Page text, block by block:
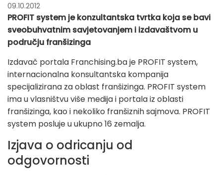
09.10.2012
PROFIT system je konzultantska tvrtka koja se bavi
sveobuhvatnim savjetovanjem i izdavaštvom u
području franšizinga
Izdavač portala Franchising.ba je PROFIT system,
internacionalna konsultantska kompanija
specijalizirana za oblast franšizinga. PROFIT system
ima u vlasništvu više medija i portala iz oblasti
franšizinga, kao i nekoliko franšiznih sajmova. PROFIT
system posluje u ukupno 16 zemalja.
Izjava o odricanju od
odgovornosti